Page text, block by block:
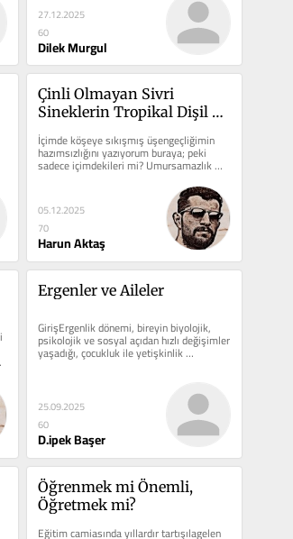
27.12.2025
60
Dilek Murgul
Çinli Olmayan Sivri
Sineklerin Tropikal Dişil
Isırıkları*
İçimde köşeye sıkışmış üşengeçliğimin
hazımsızlığını yazıyorum buraya; peki
sadece içimdekileri mi? Umursamazlık
üşengeçliğimin iştahını iyice…
05.12.2025
70
Harun Aktaş
Ergenler ve Aileler
GirişErgenlik dönemi, bireyin biyolojik,
psikolojik ve sosyal açıdan hızlı değişimler
yaşadığı, çocukluk ile yetişkinlik
arasında…
25.09.2025
60
D.ipek Başer
Öğrenmek mi Önemli,
Öğretmek mi?
Eğitim camiasında yıllardır tartışılagelen